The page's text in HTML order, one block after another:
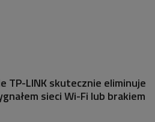
TP-LINK skutecznie eliminuje
sieci Wi-Fi lub brakiem